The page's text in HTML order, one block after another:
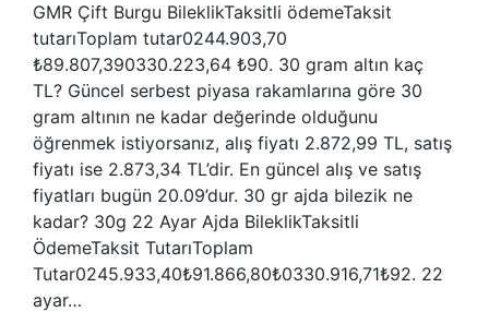
GMR Çift Burgu BileklikTaksitli ödemeTaksit
tutarıToplam tutar0244.903,70
₺89.807,390330.223,64 ₺90. 30 gram altın kaç
TL? Güncel serbest piyasa rakamlarına göre 30
gram altının ne kadar değerinde olduğunu
öğrenmek istiyorsanız, alış fiyatı 2.872,99 TL, satış
fiyatı ise 2.873,34 TL’dir. En güncel alış ve satış
fiyatları bugün 20.09’dur. 30 gr ajda bilezik ne
kadar? 30g 22 Ayar Ajda BileklikTaksitli
ÖdemeTaksit TutarıToplam
Tutar0245.933,40₺91.866,80₺0330.916,71₺92. 22
ayar…